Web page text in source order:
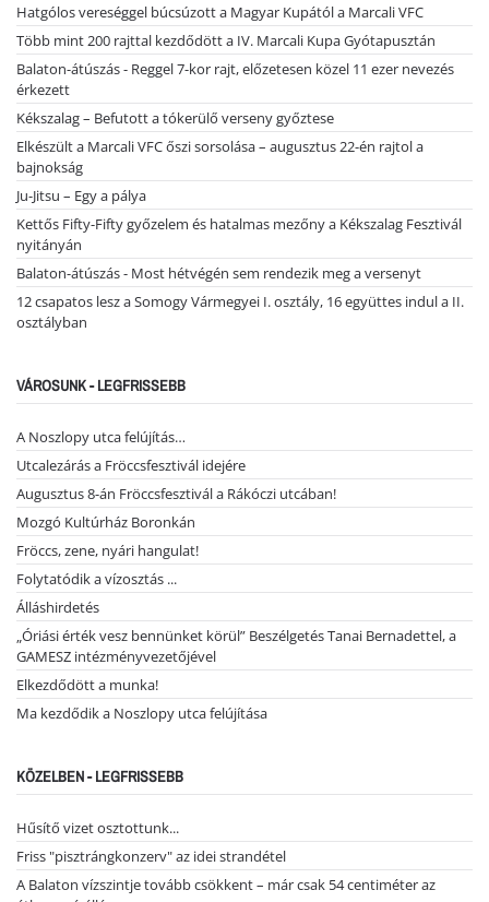
Hatgólos vereséggel búcsúzott a Magyar Kupától a Marcali VFC
Több mint 200 rajttal kezdődött a IV. Marcali Kupa Gyótapusztán
Balaton-átúszás - Reggel 7-kor rajt, előzetesen közel 11 ezer nevezés
érkezett
Kékszalag – Befutott a tókerülő verseny győztese
Elkészült a Marcali VFC őszi sorsolása – augusztus 22-én rajtol a
bajnokság
Ju-Jitsu – Egy a pálya
Kettős Fifty-Fifty győzelem és hatalmas mezőny a Kékszalag Fesztivál
nyitányán
Balaton-átúszás - Most hétvégén sem rendezik meg a versenyt
12 csapatos lesz a Somogy Vármegyei I. osztály, 16 együttes indul a II.
osztályban
VÁROSUNK - LEGFRISSEBB
A Noszlopy utca felújítás…
Utcalezárás a Fröccsfesztivál idejére
Augusztus 8-án Fröccsfesztivál a Rákóczi utcában!
Mozgó Kultúrház Boronkán
Fröccs, zene, nyári hangulat!
Folytatódik a vízosztás ...
Álláshirdetés
„Óriási érték vesz bennünket körül” Beszélgetés Tanai Bernadettel, a
GAMESZ intézményvezetőjével
Elkezdődött a munka!
Ma kezdődik a Noszlopy utca felújítása
KÖZELBEN - LEGFRISSEBB
Hűsítő vizet osztottunk...
Friss "pisztrángkonzerv" az idei strandétel
A Balaton vízszintje tovább csökkent – már csak 54 centiméter az